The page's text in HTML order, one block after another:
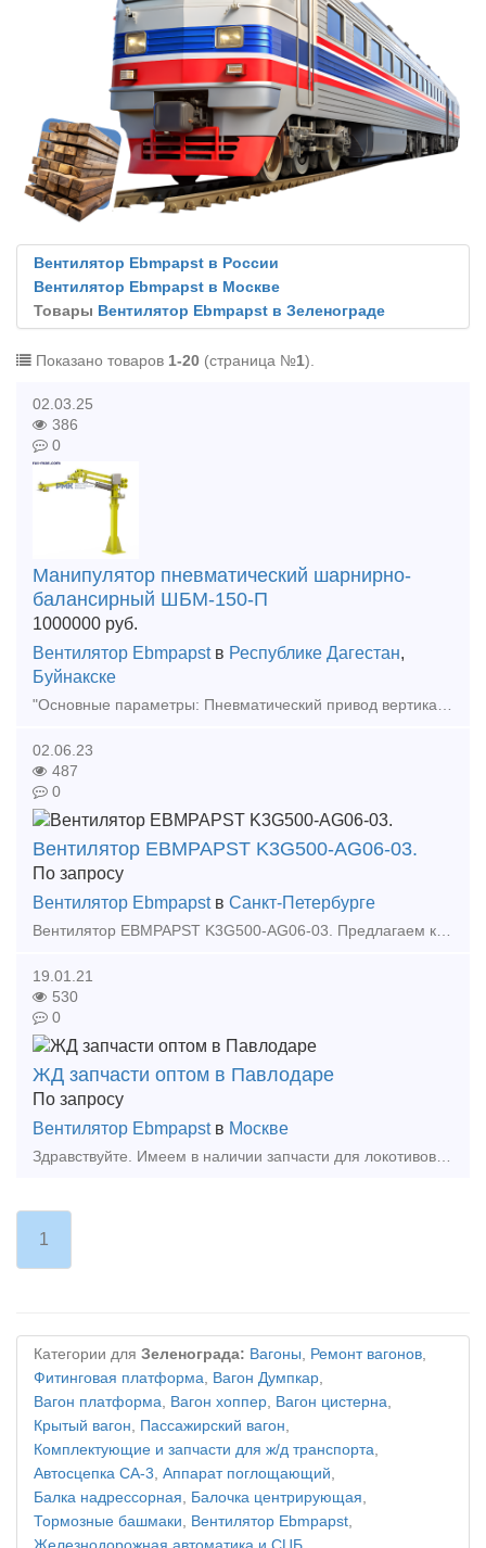
Вентилятор Ebmpapst в России
Вентилятор Ebmpapst в Москве
Товары Вентилятор Ebmpapst в Зеленограде
Показано товаров 1-20 (страница №1).
02.03.25
386
0
Манипулятор пневматический шарнирно-
балансирный ШБМ-150-П
1000000 руб.
Вентилятор Ebmpapstв Республике Дагестан,
Буйнакске
"Основные параметры: Пневматический привод вертикального перемещения Ручная динамическая регулировка обезвешивания нагрузки Грузоподъемность – 150 кг (с учётом веса грузозахватного механизма) Ради
02.06.23
487
0
Вентилятор EBMPAPST K3G500-AG06-03.
По запросу
Вентилятор Ebmpapstв Санкт-Петербурге
19.01.21
530
0
ЖД запчасти оптом в Павлодаре
По запросу
Вентилятор Ebmpapstв Москве
1
Категории для Зеленограда: Вагоны, Ремонт вагонов,
Фитинговая платформа, Вагон Думпкар,
Вагон платформа, Вагон хоппер, Вагон цистерна,
Крытый вагон, Пассажирский вагон,
Комплектующие и запчасти для ж/д транспорта,
Автосцепка СА-3, Аппарат поглощающий,
Балка надрессорная, Балочка центрирующая,
Тормозные башмаки, Вентилятор Ebmpapst,